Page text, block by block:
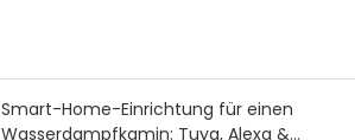
Smart-Home-Einrichtung für einen
Wasserdampfkamin: Tuya, Alexa &